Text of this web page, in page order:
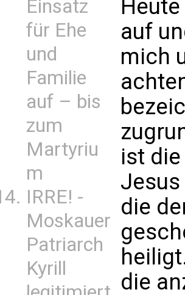
Einsatz
für Ehe
und
Familie
auf – bis
zum
Martyriu
m
IRRE! -
Moskauer
Patriarch
Kyrill
auf
mich
ist
die
die